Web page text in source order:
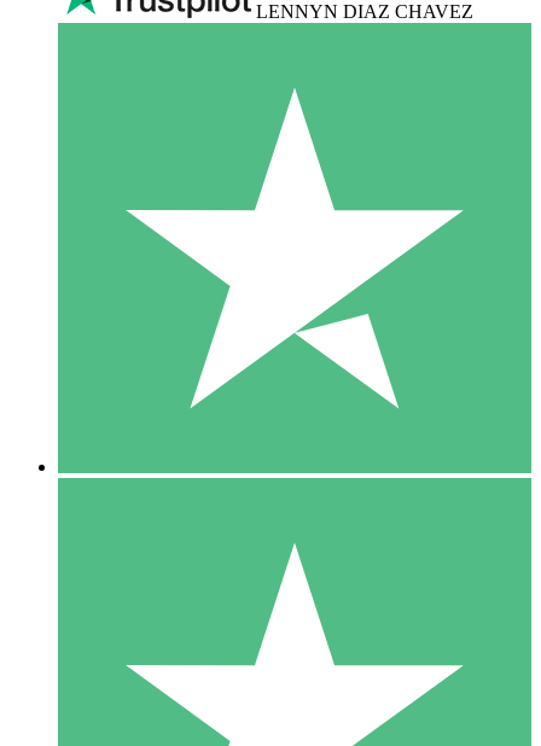
LENNYN DIAZ CHAVEZ